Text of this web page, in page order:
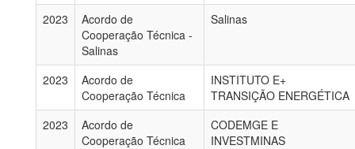
2023
Acordo de
Cooperação Técnica -
Salinas
Salinas
2023
Acordo de
Cooperação Técnica
INSTITUTO E+
TRANSIÇÃO ENERGÉTICA
2023
Acordo de
Cooperação Técnica
CODEMGE E
INVESTMINAS